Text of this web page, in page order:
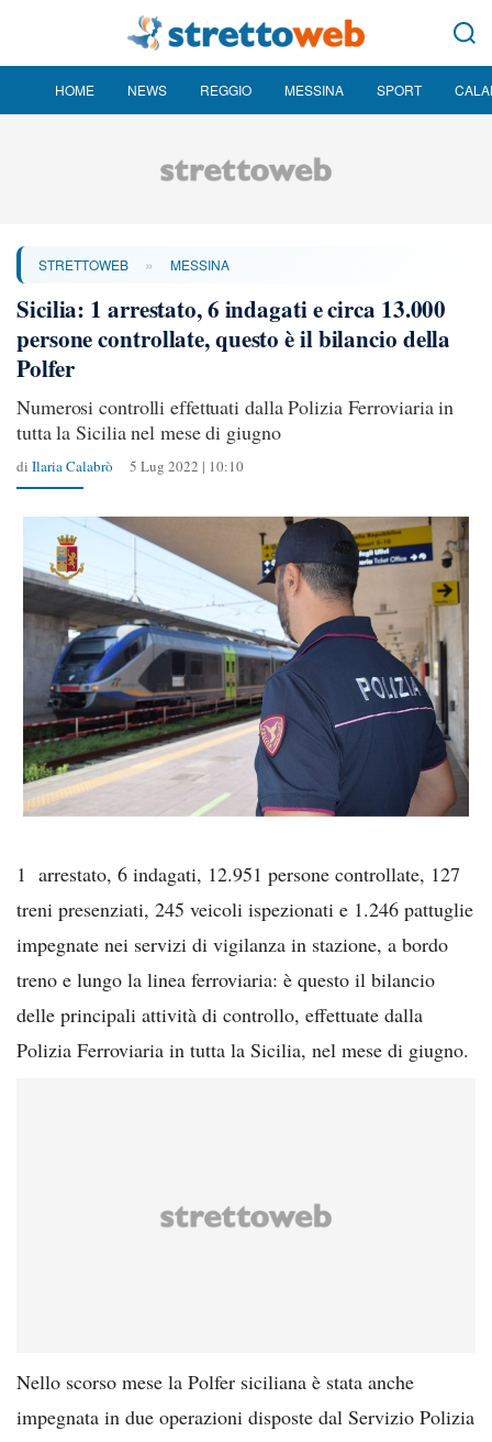
HOME NEWS REGGIO MESSINA SPORT
STRETTOWEB » MESSINA
Sicilia: 1 arrestato, 6 indagati e circa 13.000
persone controllate, questo è il bilancio della
Polfer
Numerosi controlli effettuati dalla Polizia Ferroviaria in
tutta la Sicilia nel mese di giugno
di Ilaria Calabrò 5 Lug 2022 | 10:10
1 arrestato, 6 indagati, 12.951 persone controllate, 127
treni presenziati, 245 veicoli ispezionati e 1.246 pattuglie
impegnate nei servizi di vigilanza in stazione, a bordo
treno e lungo la linea ferroviaria: è questo il bilancio
delle principali attività di controllo, effettuate dalla
Polizia Ferroviaria in tutta la Sicilia, nel mese di giugno.
Nello scorso mese la Polfer siciliana è stata anche
impegnata in due operazioni disposte dal Servizio Polizia